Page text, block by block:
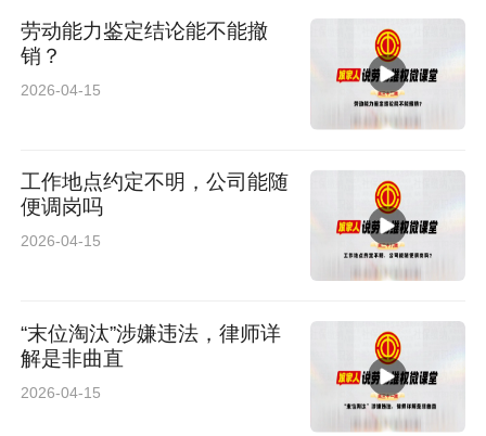
劳动能力鉴定结论能不能撤
销？
2026-04-15
工作地点约定不明，公司能随
便调岗吗
2026-04-15
“末位淘汰”涉嫌违法，律师详
解是非曲直
2026-04-15